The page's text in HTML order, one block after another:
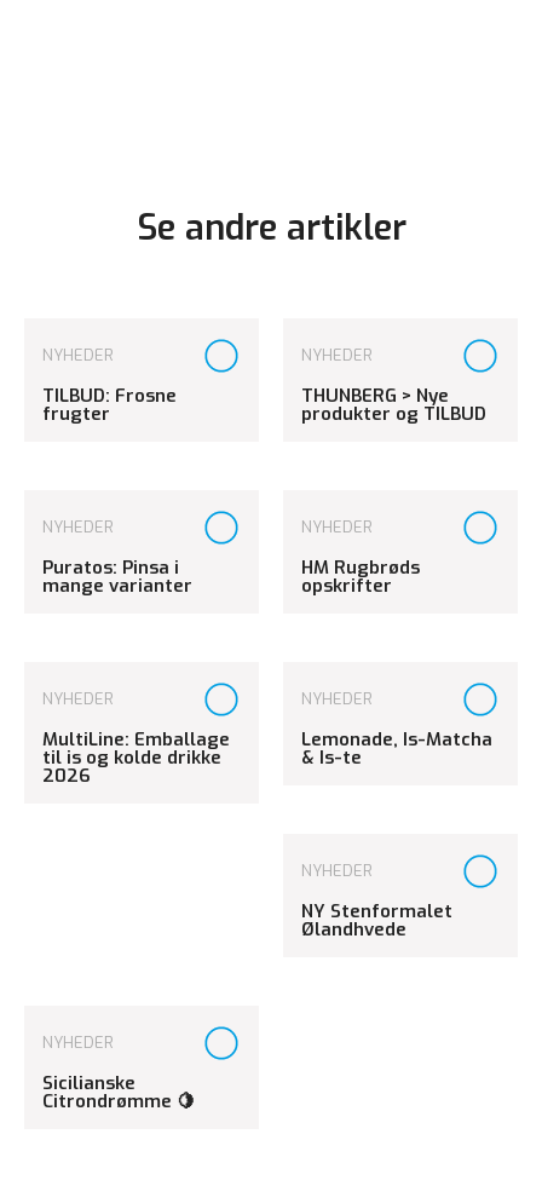
Se andre artikler
NYHEDER
TILBUD: Frosne
frugter
NYHEDER
THUNBERG > Nye
produkter og TILBUD
NYHEDER
Puratos: Pinsa i
mange varianter
NYHEDER
HM Rugbrøds
opskrifter
NYHEDER
MultiLine: Emballage
til is og kolde drikke
2026
NYHEDER
Lemonade, Is-Matcha
& Is-te
NYHEDER
NY Stenformalet
Ølandhvede
NYHEDER
Sicilianske
Citrondrømme 🍋